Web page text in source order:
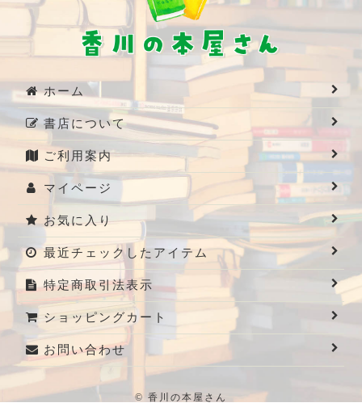
ホーム
書店について
ご利用案内
マイページ
お気に入り
最近チェックしたアイテム
特定商取引法表示
ショッピングカート
お問い合わせ
© 香川の本屋さん